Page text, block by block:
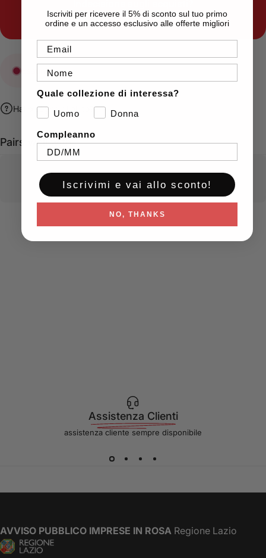
Ordina le nostregift card
Esaurito
Hai bisogno di aiuto?
Pairs well with
Assistenza Clienti
assistenza cliente sempre disponibile
AVVISO PUBBLICO IMPRESE IN ROSA Regione Lazio
Iscriviti per ricevere il 5% di sconto sul tuo primo
ordine e un accesso esclusivo alle offerte migliori
Email
Nome
Quale collezione di interessa?
Uomo
Donna
Compleanno
Iscrivimi e vai allo sconto!
NO, THANKS